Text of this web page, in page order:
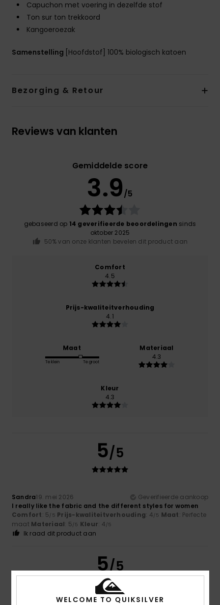
Capuchon met voering in dezelfde stof
Ton sur ton trekkoord
Kangoeroezak
Samenstelling [Hoofdstof] 100% biologisch katoen
Bezorging & Retour
Reviews van klanten
Gemiddelde score
3.9/5
gebaseerd op 14 geverifieerde beoordelingen sinds
oktober 2025
50% van onze klanten bevelen dit product aan
Comfort
4.5
Prijs-kwaliteitverhouding
4.1
Maat
Te klein Te groot
Materiaal
4.3
Kleur
4.3
5/5
Sandra19. mei 2026
Geverifieerde aankoop
I really like the fabric and the different styles for women
Comfort: 5/5 Prijs-kwaliteitverhouding: 4/5 Maat: Perfecte
maat Materiaal: 5/5 Kleur: 4/5
Ik raad dit product aan
5/5
WELCOME TO QUIKSILVER